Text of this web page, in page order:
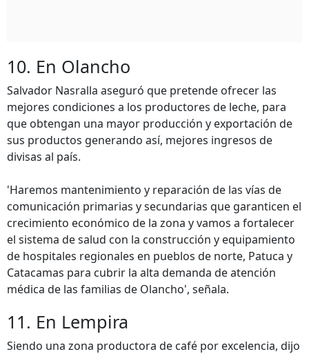
10. En Olancho
Salvador Nasralla aseguró que pretende ofrecer las
mejores condiciones a los productores de leche, para
que obtengan una mayor producción y exportación de
sus productos generando así, mejores ingresos de
divisas al país.
'Haremos mantenimiento y reparación de las vías de
comunicación primarias y secundarias que garanticen el
crecimiento económico de la zona y vamos a fortalecer
el sistema de salud con la construcción y equipamiento
de hospitales regionales en pueblos de norte, Patuca y
Catacamas para cubrir la alta demanda de atención
médica de las familias de Olancho', señala.
11. En Lempira
Siendo una zona productora de café por excelencia, dijo